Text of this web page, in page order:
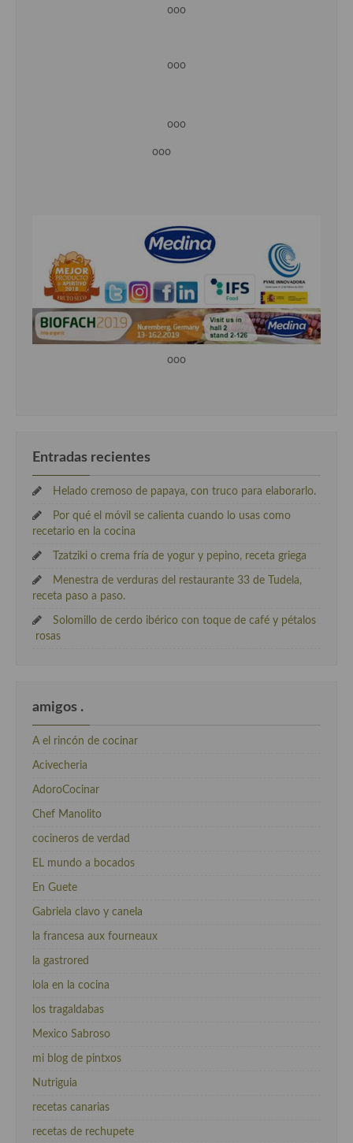
ooo
ooo
ooo
ooo
ooo
Entradas recientes
Helado cremoso de papaya, con truco para elaborarlo.
Por qué el móvil se calienta cuando lo usas como
recetario en la cocina
Tzatziki o crema fría de yogur y pepino, receta griega
Menestra de verduras del restaurante 33 de Tudela,
receta paso a paso.
Solomillo de cerdo ibérico con toque de café y pétalos
rosas
amigos .
A el rincón de cocinar
Acivecheria
AdoroCocinar
Chef Manolito
cocineros de verdad
EL mundo a bocados
En Guete
Gabriela clavo y canela
la francesa aux fourneaux
la gastrored
lola en la cocina
los tragaldabas
Mexico Sabroso
mi blog de pintxos
Nutriguia
recetas canarias
recetas de rechupete